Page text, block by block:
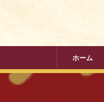
ツ
シ
ホーム